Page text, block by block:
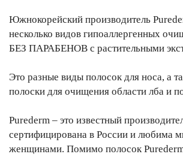
Южнокорейский производитель
несколько видов гипоаллергенных
БЕЗ ПАРАБЕНОВ с растительными
Это разные виды полосок для носа, а
полоски для очищения области лба и
Purederm – это известный
сертифицирована в России и любима
женщинами. Помимо полосок